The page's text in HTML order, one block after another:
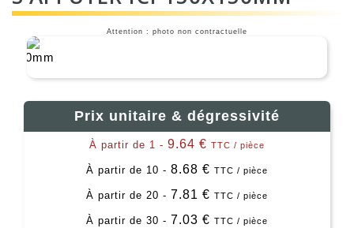
Attention : photo non contractuelle
Prix unitaire & dégressivité
À partir de 1 - 9.64 € TTC / pièce
À partir de 10 - 8.68 € TTC / pièce
À partir de 20 - 7.81 € TTC / pièce
À partir de 30 - 7.03 € TTC / pièce